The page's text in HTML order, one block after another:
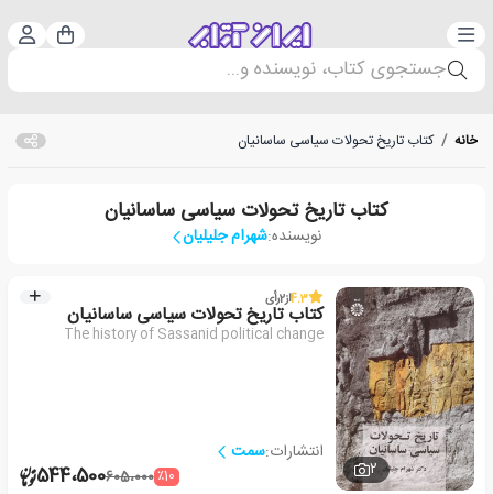
دسته‌بندی سبد
جستجوی کتاب، نویسنده و...
خانه / کتاب تاریخ تحولات سیاسی ساسانیان
کتاب تاریخ تحولات سیاسی ساسانیان
نویسنده:شهرام جلیلیان
2
4.3از2رأی
کتاب تاریخ تحولات سیاسی ساسانیان
The history of Sassanid political change
انتشارات:سمت
٪10605،000544،500